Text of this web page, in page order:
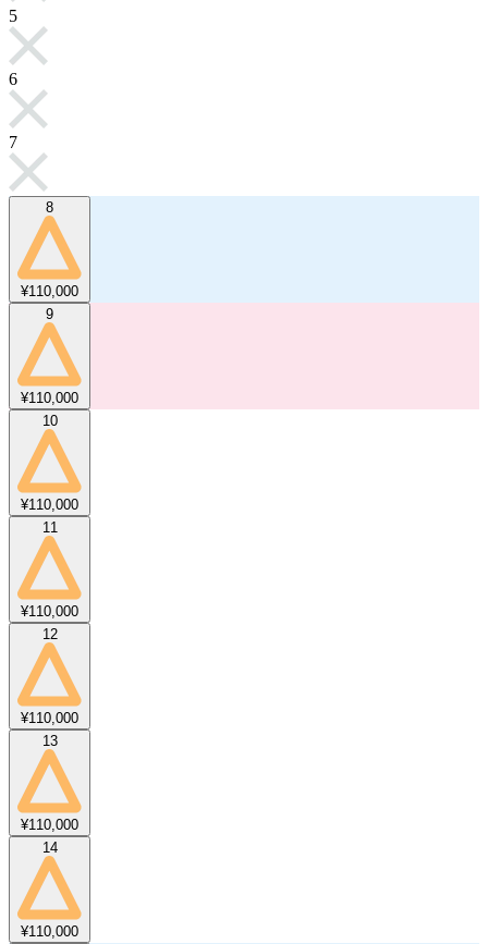
5
6
7
8
¥110,000
9
¥110,000
10
¥110,000
11
¥110,000
12
¥110,000
13
¥110,000
14
¥110,000